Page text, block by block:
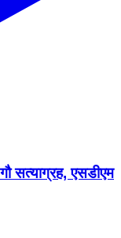
सत्याग्रह, एसडीएम